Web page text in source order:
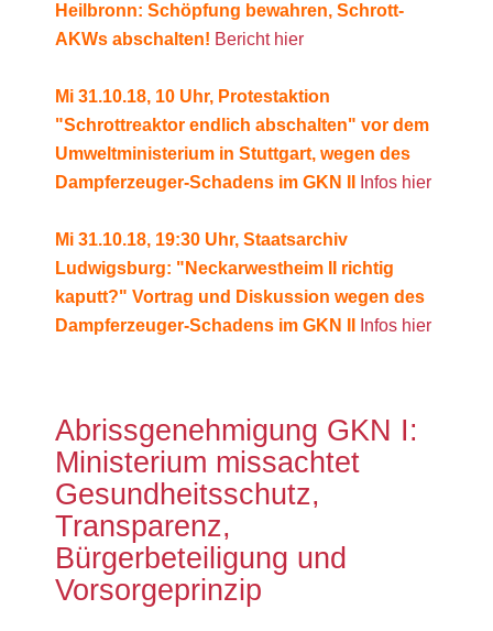
Heilbronn: Schöpfung bewahren, Schrott-
AKWs abschalten! Bericht hier
Mi 31.10.18, 10 Uhr, Protestaktion
"Schrottreaktor endlich abschalten" vor dem
Umweltministerium in Stuttgart, wegen des
Dampferzeuger-Schadens im GKN II
Infos hier
Mi 31.10.18, 19:30 Uhr, Staatsarchiv
Ludwigsburg: "Neckarwestheim II richtig
kaputt?" Vortrag und Diskussion wegen des
Dampferzeuger-Schadens im GKN II
Infos hier
Abrissgenehmigung GKN I:
Ministerium missachtet
Gesundheitsschutz,
Transparenz,
Bürgerbeteiligung und
Vorsorgeprinzip